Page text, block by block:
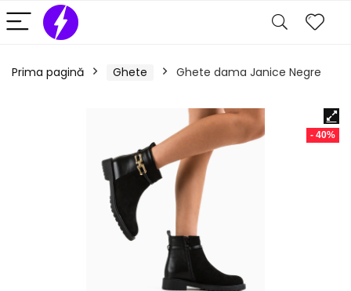
Prima pagină Ghete Ghete dama Janice Negre
- 40%